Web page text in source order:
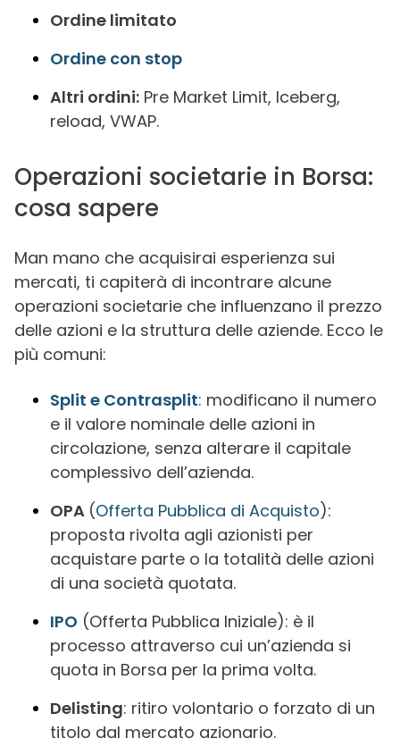
Ordine limitato
Ordine con stop
Altri ordini: Pre Market Limit, Iceberg,
reload, VWAP.
Operazioni societarie in Borsa:
cosa sapere
Man mano che acquisirai esperienza sui
mercati, ti capiterà di incontrare alcune
operazioni societarie che influenzano il prezzo
delle azioni e la struttura delle aziende. Ecco le
più comuni:
Split e Contrasplit: modificano il numero
e il valore nominale delle azioni in
circolazione, senza alterare il capitale
complessivo dell’azienda.
OPA (Offerta Pubblica di Acquisto):
proposta rivolta agli azionisti per
acquistare parte o la totalità delle azioni
di una società quotata.
IPO (Offerta Pubblica Iniziale): è il
processo attraverso cui un’azienda si
quota in Borsa per la prima volta.
Delisting: ritiro volontario o forzato di un
titolo dal mercato azionario.